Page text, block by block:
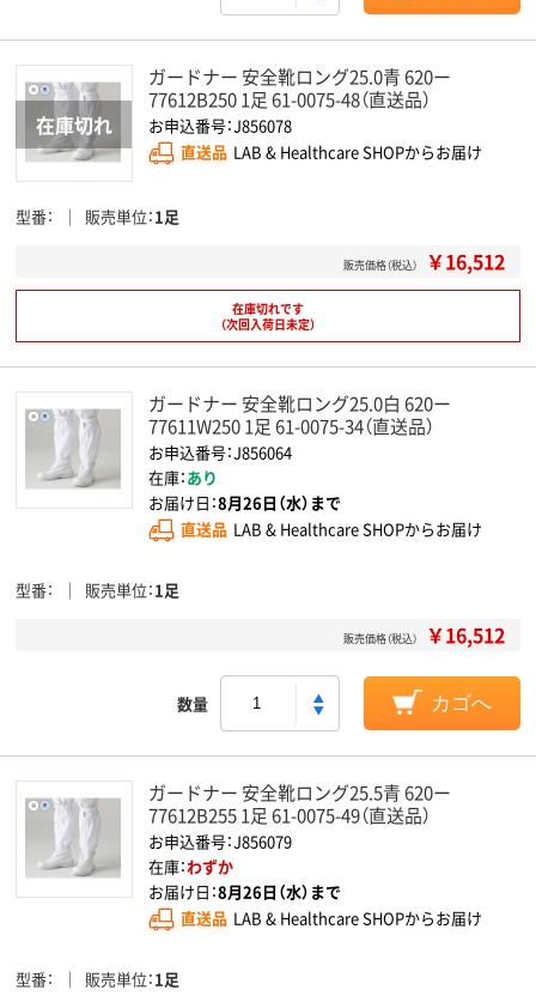
ガードナー 安全靴ロング25.0青 620ー
77612B250 1足 61-0075-48（直送品）
お申込番号：J856078
直送品 LAB & Healthcare SHOPからお届け
型番 販売単位 1足
販売価格（税込） ￥16,512
在庫切れです
（次回入荷日未定）
ガードナー 安全靴ロング25.0白 620ー
77611W250 1足 61-0075-34（直送品）
お申込番号：J856064
在庫：あり
お届け日：8月26日（水）まで
直送品 LAB & Healthcare SHOPからお届け
型番 販売単位 1足
販売価格（税込） ￥16,512
数量 カゴへ
ガードナー 安全靴ロング25.5青 620ー
77612B255 1足 61-0075-49（直送品）
お申込番号：J856079
在庫：わずか
お届け日：8月26日（水）まで
直送品 LAB & Healthcare SHOPからお届け
型番 販売単位 1足